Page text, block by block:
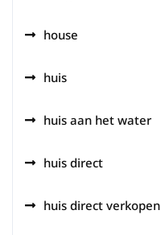
house
huis
huis aan het water
huis direct
huis direct verkopen